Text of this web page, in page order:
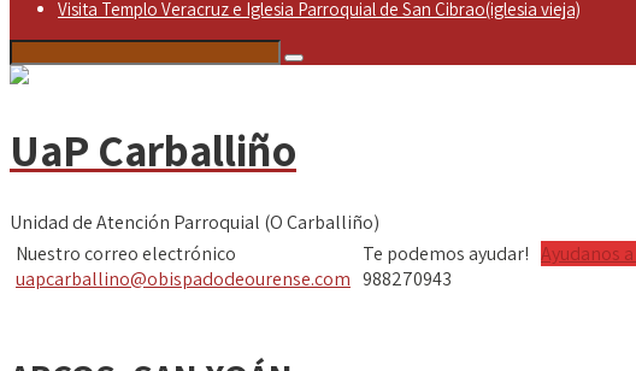
Visita Templo Veracruz e Iglesia Parroquial de San Cibrao(iglesia vieja)
UaP Carballiño
Unidad de Atención Parroquial (O Carballiño)
Nuestro correo electrónico
uapcarballino@obispadodeourense.com
Te podemos ayudar!
988270943
Ayudanos